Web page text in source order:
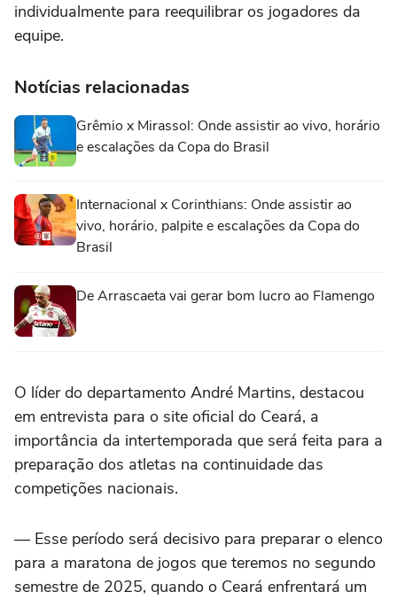
individualmente para reequilibrar os jogadores da
equipe.
Notícias relacionadas
Grêmio x Mirassol: Onde assistir ao vivo, horário
e escalações da Copa do Brasil
Internacional x Corinthians: Onde assistir ao
vivo, horário, palpite e escalações da Copa do
Brasil
De Arrascaeta vai gerar bom lucro ao Flamengo
O líder do departamento André Martins, destacou
em entrevista para o site oficial do Ceará, a
importância da intertemporada que será feita para a
preparação dos atletas na continuidade das
competições nacionais.
— Esse período será decisivo para preparar o elenco
para a maratona de jogos que teremos no segundo
semestre de 2025, quando o Ceará enfrentará um